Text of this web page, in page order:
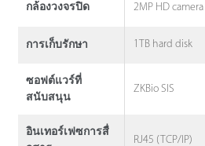
กล้องวงจรปิด 2MP HD camera
การเก็บรักษา 1TB hard disk
ซอฟต์แวร์ที่
สนับสนุน
ZKBio SIS
อินเทอร์เฟซการสื่
RJ45 (TCP/IP)